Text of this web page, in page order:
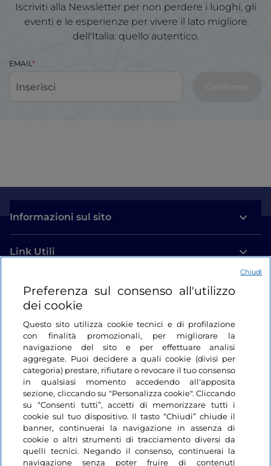
Iscriviti alla Newsletter per non perdere i luoghi, gli
eventi e le esperienze per vivere il lato migliore
dell'Italia: quello autentico.
EMAIL
Informazioni sul sito
Link Utili
Login
Restiamo in contatto
Preferenza sul consenso all'utilizzo
dei cookie
Questo sito utilizza cookie tecnici e di profilazione
con finalità promozionali, per migliorare la
navigazione del sito e per effettuare analisi
aggregate. Puoi decidere a quali cookie (divisi per
categoria) prestare, rifiutare o revocare il tuo consenso
in qualsiasi momento accedendo all'apposita
sezione, cliccando su "Personalizza cookie". Cliccando
su “Consenti tutti”, accetti di memorizzare tutti i
cookie sul tuo dispositivo. Il tasto “Chiudi” chiude il
banner, continuerai la navigazione in assenza di
cookie o altri strumenti di tracciamento diversi da
quelli tecnici. Negando il consenso, continuerai la
navigazione senza poter fruire di contenuti
Chiudi